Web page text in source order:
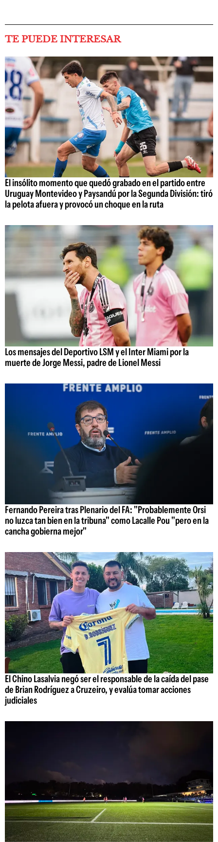
TE PUEDE INTERESAR
El insólito momento que quedó grabado en el partido entre
Uruguay Montevideo y Paysandú por la Segunda División: tiró
la pelota afuera y provocó un choque en la ruta
Los mensajes del Deportivo LSM y el Inter Miami por la
muerte de Jorge Messi, padre de Lionel Messi
Fernando Pereira tras Plenario del FA: "Probablemente Orsi
no luzca tan bien en la tribuna" como Lacalle Pou "pero en la
cancha gobierna mejor"
El Chino Lasalvia negó ser el responsable de la caída del pase
de Brian Rodríguez a Cruzeiro, y evalúa tomar acciones
judiciales